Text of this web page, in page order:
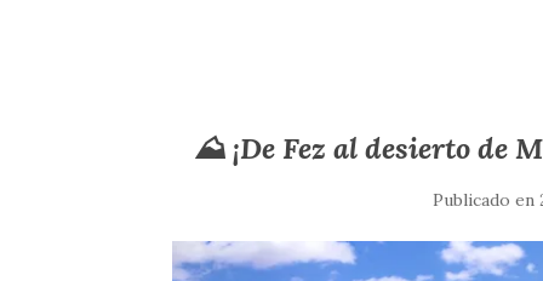
⛰️ ¡De Fez al desierto de
Publicado en